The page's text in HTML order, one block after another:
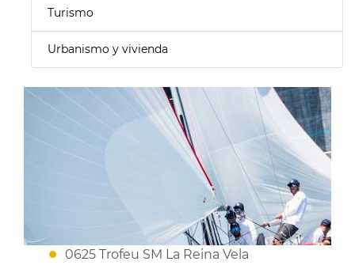
Turismo
Urbanismo y vivienda
0625 Trofeu SM La Reina Vela